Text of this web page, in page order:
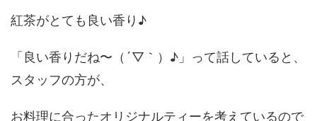
紅茶がとても良い香り♪
「良い香りだね〜（´▽｀）♪」って話していると、
スタッフの方が、
お料理に合ったオリジナルティーを考えているので